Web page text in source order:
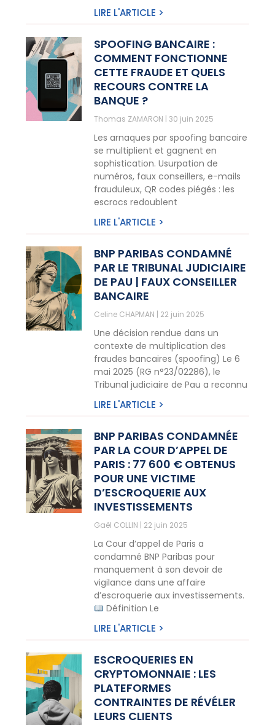
LIRE L'ARTICLE >
SPOOFING BANCAIRE :
COMMENT FONCTIONNE
CETTE FRAUDE ET QUELS
RECOURS CONTRE LA
BANQUE ?
Thomas ZAMARON 30 juin 2025
Les arnaques par spoofing bancaire
se multiplient et gagnent en
sophistication. Usurpation de
numéros, faux conseillers, e-mails
frauduleux, QR codes piégés : les
escrocs redoublent
LIRE L'ARTICLE >
BNP PARIBAS CONDAMNÉ
PAR LE TRIBUNAL JUDICIAIRE
DE PAU | FAUX CONSEILLER
BANCAIRE
Celine CHAPMAN 22 juin 2025
Une décision rendue dans un
contexte de multiplication des
fraudes bancaires (spoofing) Le 6
mai 2025 (RG n°23/02286), le
Tribunal judiciaire de Pau a reconnu
LIRE L'ARTICLE >
BNP PARIBAS CONDAMNÉE
PAR LA COUR D’APPEL DE
PARIS : 77 600 € OBTENUS
POUR UNE VICTIME
D’ESCROQUERIE AUX
INVESTISSEMENTS
Gaël COLLIN 22 juin 2025
La Cour d’appel de Paris a
condamné BNP Paribas pour
manquement à son devoir de
vigilance dans une affaire
d’escroquerie aux investissements.
Définition Le
LIRE L'ARTICLE >
ESCROQUERIES EN
CRYPTOMONNAIE : LES
PLATEFORMES
CONTRAINTES DE RÉVÉLER
LEURS CLIENTS